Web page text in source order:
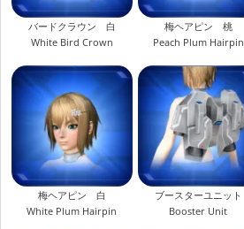
バードクラウン 白
White Bird Crown
梅ヘアピン 桃
Peach Plum Hairpin
梅ヘアピン 白
White Plum Hairpin
ブースターユニット
Booster Unit